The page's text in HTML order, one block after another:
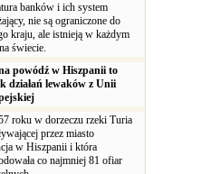
banków i ich system
nie są ograniczone do
kraju, ale istnieją w każdym
świecie.
powódź w Hiszpanii to
działań lewaków z Unii
roku w dorzeczu rzeki Turia
przez miasto
w Hiszpanii i która
co najmniej 81 ofiar